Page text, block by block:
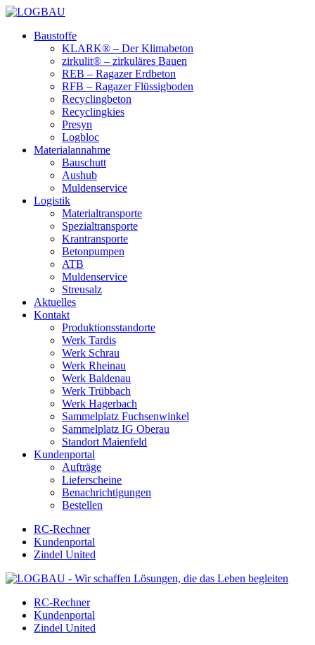
Baustoffe
KLARK® – Der Klimabeton
zirkulit® – zirkuläres Bauen
REB – Ragazer Erdbeton
RFB – Ragazer Flüssigboden
Recyclingbeton
Recyclingkies
Presyn
Logbloc
Materialannahme
Bauschutt
Aushub
Muldenservice
Logistik
Materialtransporte
Spezialtransporte
Krantransporte
Betonpumpen
ATB
Muldenservice
Streusalz
Aktuelles
Kontakt
Produktionsstandorte
Werk Tardis
Werk Schrau
Werk Rheinau
Werk Baldenau
Werk Trübbach
Werk Hagerbach
Sammelplatz Fuchsenwinkel
Sammelplatz IG Oberau
Standort Maienfeld
Kundenportal
Aufträge
Lieferscheine
Benachrichtigungen
Bestellen
RC-Rechner
Kundenportal
Zindel United
RC-Rechner
Kundenportal
Zindel United